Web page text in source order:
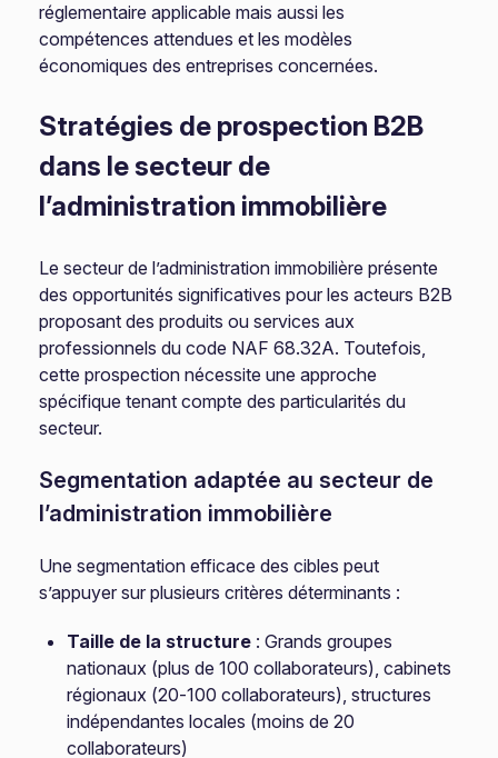
réglementaire applicable mais aussi les
compétences attendues et les modèles
économiques des entreprises concernées.
Stratégies de prospection B2B
dans le secteur de
l’administration immobilière
Le secteur de l’administration immobilière présente
des opportunités significatives pour les acteurs B2B
proposant des produits ou services aux
professionnels du code NAF 68.32A. Toutefois,
cette prospection nécessite une approche
spécifique tenant compte des particularités du
secteur.
Segmentation adaptée au secteur de
l’administration immobilière
Une segmentation efficace des cibles peut
s’appuyer sur plusieurs critères déterminants :
Taille de la structure : Grands groupes
nationaux (plus de 100 collaborateurs), cabinets
régionaux (20-100 collaborateurs), structures
indépendantes locales (moins de 20
collaborateurs)